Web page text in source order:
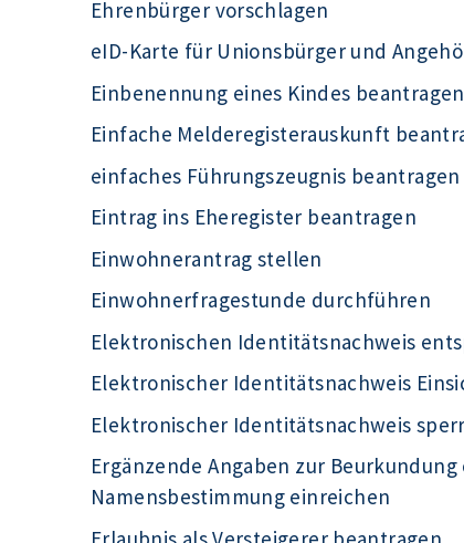
Ehrenbürger vorschlagen
eID-Karte für Unionsbürger und
Einbenennung eines Kindes beantragen
Einfache Melderegisterauskunft
einfaches Führungszeugnis beantragen
Eintrag ins Eheregister beantragen
Einwohnerantrag stellen
Einwohnerfragestunde durchführen
Elektronischen Identitätsnachweis
Elektronischer Identitätsnachweis
Elektronischer Identitätsnachweis
Ergänzende Angaben zur
Namensbestimmung einreichen